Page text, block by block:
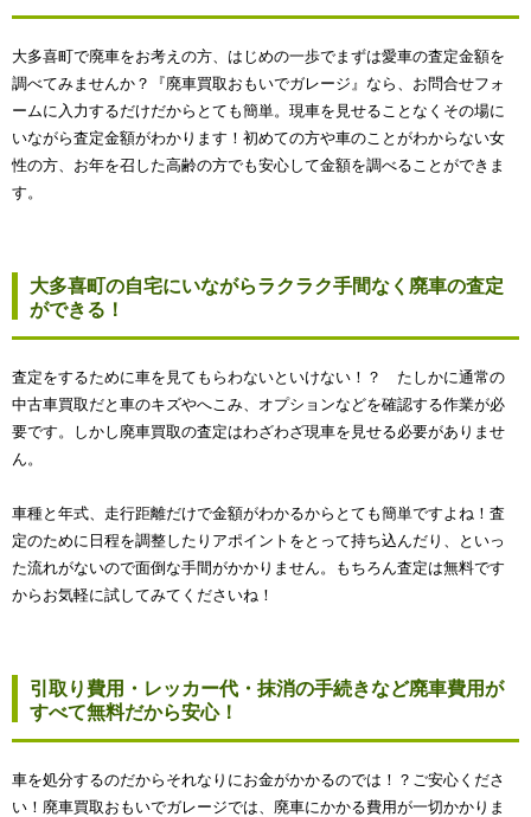
大多喜町で廃車をお考えの方、はじめの一歩でまずは愛車の査定金額を
調べてみませんか？『廃車買取おもいでガレージ』なら、お問合せフォ
ームに入力するだけだからとても簡単。現車を見せることなくその場に
いながら査定金額がわかります！初めての方や車のことがわからない女
性の方、お年を召した高齢の方でも安心して金額を調べることができま
す。
大多喜町の自宅にいながらラクラク手間なく廃車の査定
ができる！
査定をするために車を見てもらわないといけない！？ たしかに通常の
中古車買取だと車のキズやへこみ、オプションなどを確認する作業が必
要です。しかし廃車買取の査定はわざわざ現車を見せる必要がありませ
ん。
車種と年式、走行距離だけで金額がわかるからとても簡単ですよね！査
定のために日程を調整したりアポイントをとって持ち込んだり、といっ
た流れがないので面倒な手間がかかりません。もちろん査定は無料です
からお気軽に試してみてくださいね！
引取り費用・レッカー代・抹消の手続きなど廃車費用が
すべて無料だから安心！
車を処分するのだからそれなりにお金がかかるのでは！？ご安心くださ
い！廃車買取おもいでガレージでは、廃車にかかる費用が一切かかりま